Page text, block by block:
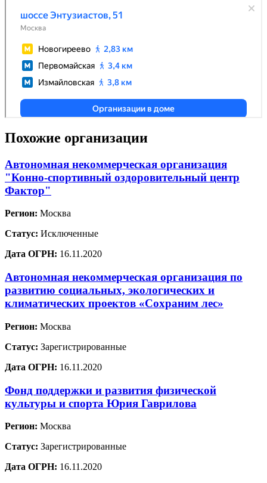
Похожие организации
Автономная некоммерческая организация
"Конно-спортивный оздоровительный центр
Фактор"
Регион: Москва
Статус: Исключенные
Дата ОГРН: 16.11.2020
Автономная некоммерческая организация по
развитию социальных, экологических и
климатических проектов «Сохраним лес»
Регион: Москва
Статус: Зарегистрированные
Дата ОГРН: 16.11.2020
Фонд поддержки и развития физической
культуры и спорта Юрия Гаврилова
Регион: Москва
Статус: Зарегистрированные
Дата ОГРН: 16.11.2020